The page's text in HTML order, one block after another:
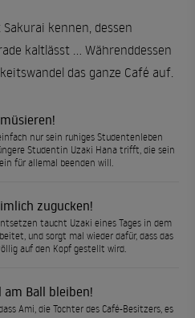
kennen, dessen
kaltlässt … Währenddessen
das ganze Café auf.
nur sein ruhiges Studentenleben
Studentin Uzaki Hana trifft, die sein
für allemal beenden will.
zugucken!
taucht Uzaki eines Tages in dem
und sorgt mal wieder dafür, dass das
auf den Kopf gestellt wird.
am Ball bleiben!
Ami, die Tochter des Café-Besitzers, es